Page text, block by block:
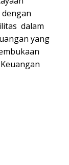
dalam
yang